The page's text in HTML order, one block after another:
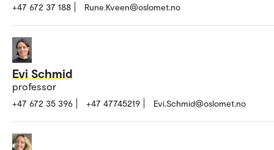
+47 672 37 188 Rune.Kveen@oslomet.no
Evi Schmid
professor
+47 672 35 396 +47 47745219 Evi.Schmid@oslomet.no